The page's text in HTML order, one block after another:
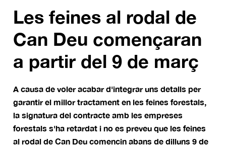
Les feines al rodal de
Can Deu començaran
a partir del 9 de març
A causa de voler acabar d'integrar uns detalls per
garantir el millor tractament en les feines forestals,
la signatura del contracte amb les empreses
forestals s'ha retardat i no es preveu que les feines
al rodal de Can Deu comencin abans de dilluns 9 de